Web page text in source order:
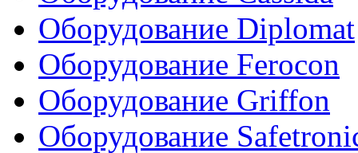
Оборудование Diplomat
Оборудование Ferocon
Оборудование Griffon
Оборудование